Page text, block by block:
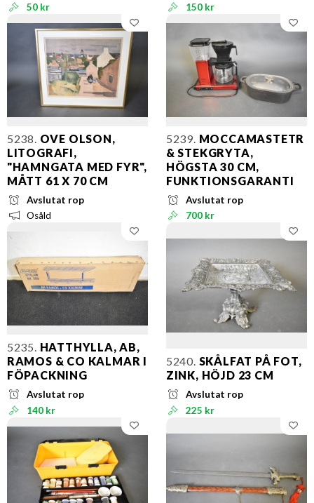
50 kr
150 kr
5238. OVE OLSON,
LITOGRAFI,
"HAMNGATA MED FYR",
MÅTT 61 X 70 CM
Avslutat rop
Osåld
5239. MOCCAMASTETR
& STEKGRYTA,
HÖGSTA 30 CM,
FUNKTIONSGARANTI
Avslutat rop
700 kr
5235. HATTHYLLA, AB,
RAMOS & CO KALMAR I
FÖPACKNING
Avslutat rop
140 kr
5240. SKÅLFAT PÅ FOT,
ZINK, HÖJD 23 CM
Avslutat rop
225 kr